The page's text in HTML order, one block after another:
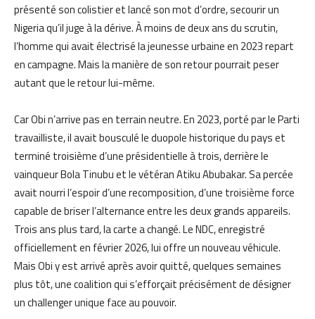
présenté son colistier et lancé son mot d’ordre, secourir un
Nigeria qu’il juge à la dérive. À moins de deux ans du scrutin,
l’homme qui avait électrisé la jeunesse urbaine en 2023 repart
en campagne. Mais la manière de son retour pourrait peser
autant que le retour lui-même.
Car Obi n’arrive pas en terrain neutre. En 2023, porté par le Parti
travailliste, il avait bousculé le duopole historique du pays et
terminé troisième d’une présidentielle à trois, derrière le
vainqueur Bola Tinubu et le vétéran Atiku Abubakar. Sa percée
avait nourri l’espoir d’une recomposition, d’une troisième force
capable de briser l’alternance entre les deux grands appareils.
Trois ans plus tard, la carte a changé. Le NDC, enregistré
officiellement en février 2026, lui offre un nouveau véhicule.
Mais Obi y est arrivé après avoir quitté, quelques semaines
plus tôt, une coalition qui s’efforçait précisément de désigner
un challenger unique face au pouvoir.